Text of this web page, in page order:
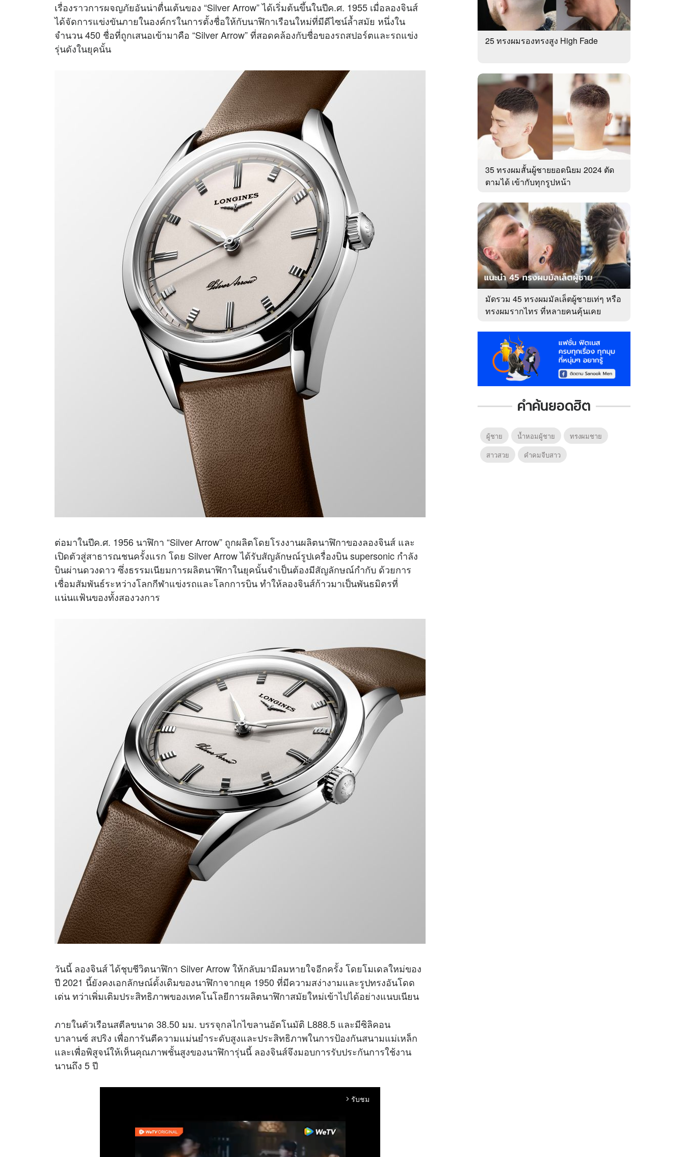
เรื่องราวการผจญภัยอันน่าตื่นเต้นของ “Silver Arrow” ได้เริ่มต้นขึ้นในปีค.ศ. 1955 เมื่อลองจินส์
ได้จัดการแข่งขันภายในองค์กรในการตั้งชื่อให้กับนาฬิกาเรือนใหม่ที่มีดีไซน์ล้ำสมัย หนึ่งใน
จำนวน 450 ชื่อที่ถูกเสนอเข้ามาคือ “Silver Arrow” ที่สอดคล้องกับชื่อของรถสปอร์ตและรถแข่ง
รุ่นดังในยุคนั้น
ต่อมาในปีค.ศ. 1956 นาฬิกา “Silver Arrow” ถูกผลิตโดยโรงงานผลิตนาฬิกาของลองจินส์ และ
เปิดตัวสู่สาธารณชนครั้งแรก โดย Silver Arrow ได้รับสัญลักษณ์รูปเครื่องบิน supersonic กำลัง
บินผ่านดวงดาว ซึ่งธรรมเนียมการผลิตนาฬิกาในยุคนั้นจำเป็นต้องมีสัญลักษณ์กำกับ ด้วยการ
เชื่อมสัมพันธ์ระหว่างโลกกีฬาแข่งรถและโลกการบิน ทำให้ลองจินส์ก้าวมาเป็นพันธมิตรที่
แน่นแฟ้นของทั้งสองวงการ
วันนี้ ลองจินส์ ได้ชุบชีวิตนาฬิกา Silver Arrow ให้กลับมามีลมหายใจอีกครั้ง โดยโมเดลใหม่ของ
ปี 2021 นี้ยังคงเอกลักษณ์ดั้งเดิมของนาฬิกาจากยุค 1950 ที่มีความสง่างามและรูปทรงอันโดด
เด่น ทว่าเพิ่มเติมประสิทธิภาพของเทคโนโลยีการผลิตนาฬิกาสมัยใหม่เข้าไปได้อย่างแนบเนียน
ภายในตัวเรือนสตีลขนาด 38.50 มม. บรรจุกลไกไขลานอัตโนมัติ L888.5 และมีซิลิคอน
บาลานซ์ สปริง เพื่อการันตีความแม่นยำระดับสูงและประสิทธิภาพในการป้องกันสนามแม่เหล็ก
และเพื่อพิสูจน์ให้เห็นคุณภาพชั้นสูงของนาฬิการุ่นนี้ ลองจินส์จึงมอบการรับประกันการใช้งาน
นานถึง 5 ปี
arrow_forward_ios รับชม
25 ทรงผมรองทรงสูง High Fade
35 ทรงผมสั้นผู้ชายยอดนิยม 2024 ตัด
ตามได้ เข้ากับทุกรูปหน้า
มัดรวม 45 ทรงผมมัลเล็ตผู้ชายเท่ๆ หรือ
ทรงผมรากไทร ที่หลายคนคุ้นเคย
คำค้นยอดฮิต
ผู้ชาย น้ำหอมผู้ชาย
ทรงผมชาย
สาวสวย
คําคมจีบสาว